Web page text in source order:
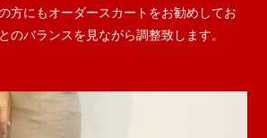
方にもオーダースカートをお勧めしてお
のバランスを見ながら調整致します。